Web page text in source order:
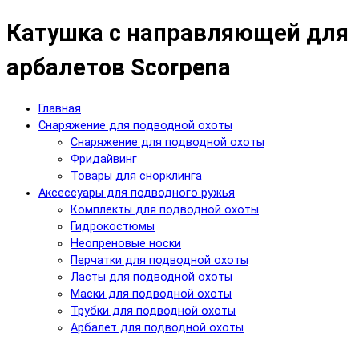
Катушка с направляющей для
арбалетов Scorpena
Главная
Снаряжение для подводной охоты
Снаряжение для подводной охоты
Фридайвинг
Товары для снорклинга
Аксессуары для подводного ружья
Комплекты для подводной охоты
Гидрокостюмы
Неопреновые носки
Перчатки для подводной охоты
Ласты для подводной охоты
Маски для подводной охоты
Трубки для подводной охоты
Арбалет для подводной охоты